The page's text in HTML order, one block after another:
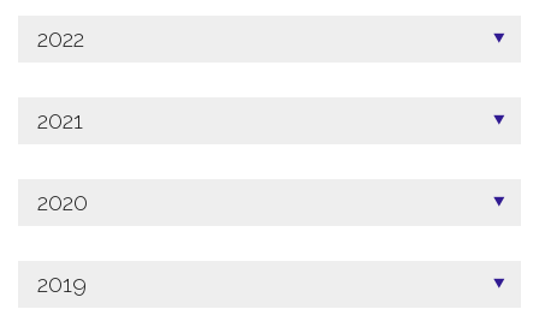
2022
2021
2020
2019